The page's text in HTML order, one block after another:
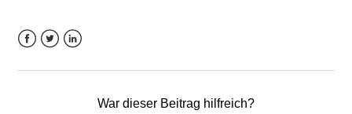
War dieser Beitrag hilfreich?